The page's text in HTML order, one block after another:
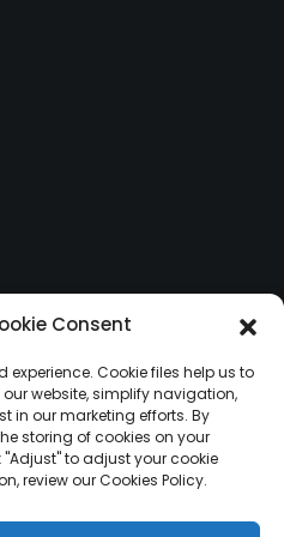
Consent
Cookie files help us to
website, simplify navigation,
in our marketing efforts. By
storing of cookies on your
to adjust your cookie
review our Cookies Policy.